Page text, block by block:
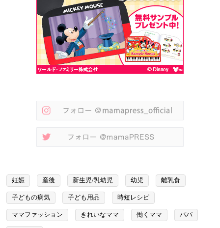
妊娠 産後 新生児/乳幼児 幼児 離乳食
子どもの病気 子ども用品 時短レシピ
ママファッション きれいなママ 働くママ パパ